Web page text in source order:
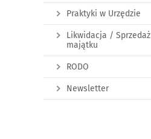
Praktyki w Urzędzie
Likwidacja / Sprzedaż
majątku
RODO
Newsletter